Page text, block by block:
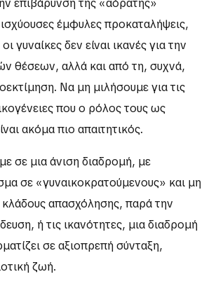
επιβάρυνση της «αόρατης»
έμφυλες προκαταλήψεις,
γυναίκες δεν είναι ικανές για την
θέσεων, αλλά και από τη, συχνά,
Να μη μιλήσουμε για τις
που ο ρόλος τους ως
ακόμα πιο απαιτητικός.
σε μια άνιση διαδρομή, με
σε «γυναικοκρατούμενους» και μη
κλάδους απασχόλησης, παρά την
ή τις ικανότητες, μια διαδρομή
σε αξιοπρεπή σύνταξη,
ζωή.